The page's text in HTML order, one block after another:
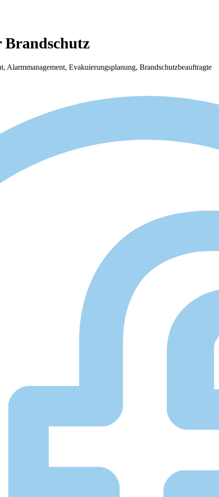
Alarmmanagement, Evakuierungsplanung, Brandschutzbeauftragte